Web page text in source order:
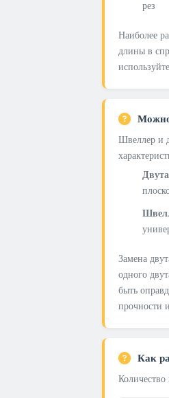
рез
Наиболее
длины в
Можно
Швеллер и
Замена
одного
быть
прочности
Как